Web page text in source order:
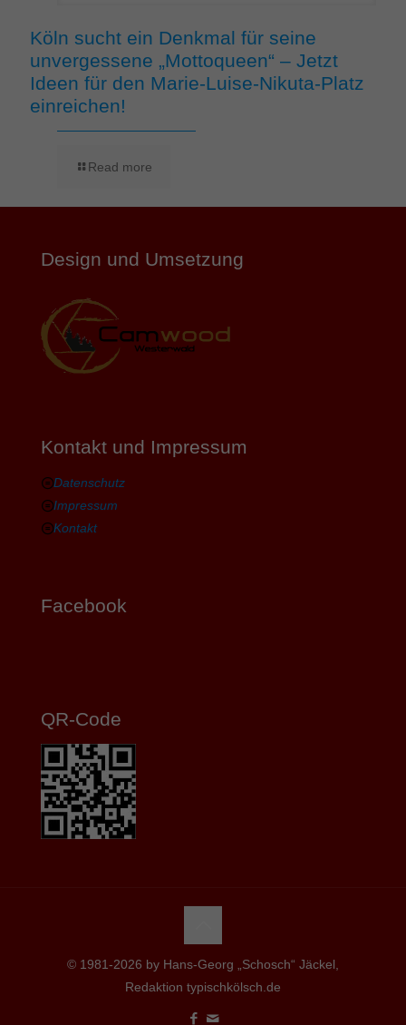
Köln sucht ein Denkmal für seine
unvergessene „Mottoqueen“ – Jetzt
Ideen für den Marie-Luise-Nikuta-Platz
einreichen!
Read more
Design und Umsetzung
Kontakt und Impressum
Datenschutz
Impressum
Kontakt
Facebook
QR-Code
© 1981-2026 by Hans-Georg „Schosch“ Jäckel,
Redaktion typischkölsch.de